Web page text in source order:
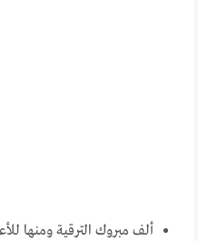
ألف مبروك الترقية ومنها